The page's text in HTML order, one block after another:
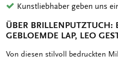
Kunstliebhaber geben uns
ÜBER BRILLENPUTZTUCH:
GEBLOEMDE LAP, LEO
OMSCHRIJVING
Von diesen stilvoll bedruckten